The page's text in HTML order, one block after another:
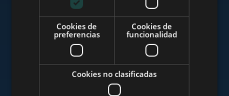
www.budapestluxuryapartments.hu
Cookies de
preferencias
Cookies de
funcionalidad
Cookies no clasificadas